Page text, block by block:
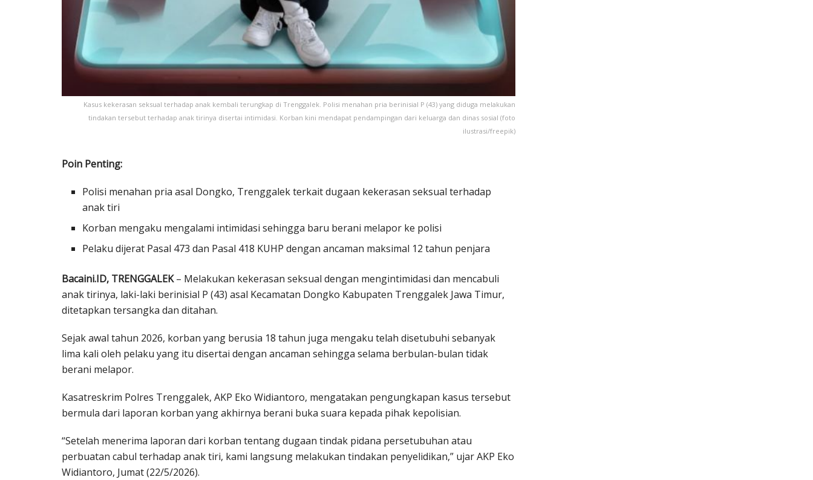
Kasus kekerasan seksual terhadap anak kembali terungkap di Trenggalek. Polisi menahan pria berinisial P (43) yang diduga melakukan
tindakan tersebut terhadap anak tirinya disertai intimidasi. Korban kini mendapat pendampingan dari keluarga dan dinas sosial (foto
ilustrasi/freepik)
Poin Penting:
Polisi menahan pria asal Dongko, Trenggalek terkait dugaan kekerasan seksual terhadap
anak tiri
Korban mengaku mengalami intimidasi sehingga baru berani melapor ke polisi
Pelaku dijerat Pasal 473 dan Pasal 418 KUHP dengan ancaman maksimal 12 tahun penjara
Bacaini.ID, TRENGGALEK– Melakukan kekerasan seksual dengan mengintimidasi dan mencabuli
anak tirinya, laki-laki berinisial P (43) asal Kecamatan Dongko Kabupaten Trenggalek Jawa Timur,
ditetapkan tersangka dan ditahan.
Sejak awal tahun 2026, korban yang berusia 18 tahun juga mengaku telah disetubuhi sebanyak
lima kali oleh pelaku yang itu disertai dengan ancaman sehingga selama berbulan-bulan tidak
berani melapor.
Kasatreskrim Polres Trenggalek, AKP Eko Widiantoro, mengatakan pengungkapan kasus tersebut
bermula dari laporan korban yang akhirnya berani buka suara kepada pihak kepolisian.
“Setelah menerima laporan dari korban tentang dugaan tindak pidana persetubuhan atau
perbuatan cabul terhadap anak tiri, kami langsung melakukan tindakan penyelidikan,” ujar AKP Eko
Widiantoro, Jumat (22/5/2026).